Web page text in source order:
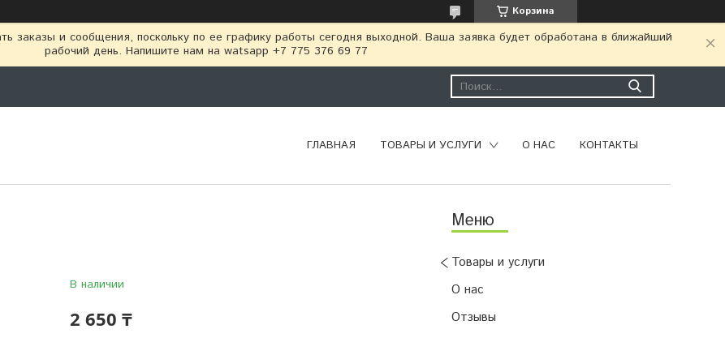
Корзина
заказы и сообщения, поскольку по ее графику работы сегодня выходной. Ваша заявка будет обработана в ближайший
рабочий день. Напишите нам на watsapp +7 775 376 69 77
ГЛАВНАЯ ТОВАРЫ И УСЛУГИ О НАС КОНТАКТЫ
Товары и услуги
О нас
Отзывы
В наличии
2 650 ₸